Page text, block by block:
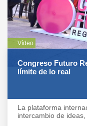
Vídeo
Congreso Futuro
límite de lo real
La plataforma
intercambio de ideas,